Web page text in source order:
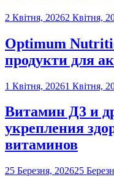
2 Квітня, 20262 Квітня,
Optimum
продукти для
1 Квітня, 20261 Квітня,
Витамин Д3 и
укрепления
витаминов
25 Березня, 202625